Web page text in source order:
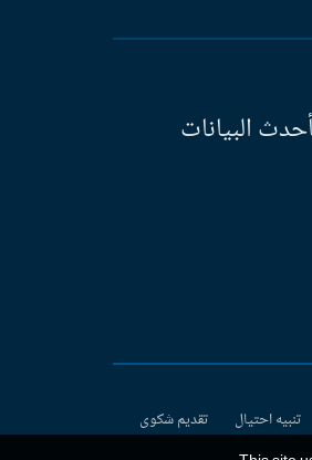
البيانات
تنبيه احتيال
تقديم شكوى